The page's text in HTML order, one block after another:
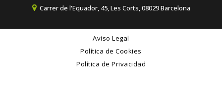
Carrer de l'Equador, 45, Les Corts, 08029 Barcelona
Aviso Legal
Política de Cookies
Política de Privacidad